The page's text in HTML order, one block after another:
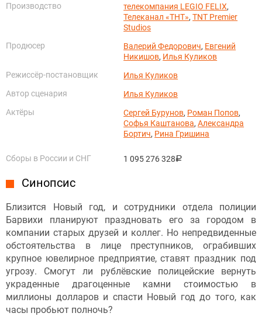
Производство
телекомпания LEGIO FELIX,
Телеканал «ТНТ»,TNT Premier
Studios
Продюсер
Валерий Федорович, Евгений
Никишов, Илья Куликов
Режиссёр-постановщик
Илья Куликов
Автор сценария
Илья Куликов
Актёры
Сергей Бурунов, Роман Попов,
Софья Каштанова,Александра
Бортич, Рина Гришина
Сборы в России и СНГ 1 095 276 328руб.
Синопсис
Близится Новый год, и сотрудники отдела полиции
Барвихи планируют праздновать его за городом в
компании старых друзей и коллег. Но непредвиденные
обстоятельства в лице преступников, ограбивших
крупное ювелирное предприятие, ставят праздник под
угрозу. Смогут ли рублёвские полицейские вернуть
украденные драгоценные камни стоимостью в
миллионы долларов и спасти Новый год до того, как
часы пробьют полночь?